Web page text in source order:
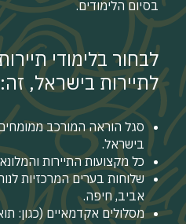
בסיום הלימודים.
לבחור בלימודי
לתיירות בישראל, זה:
סגל הוראה המורכב
בישראל.
כל מקצועות התיירות
שלוחות בערים המרכזיות
אביב, חיפה.
מסלולים אקדמאיים (כגון: